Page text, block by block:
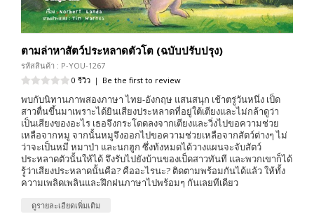
ตามล่าหาสัตว์ประหลาดตัวโต (ฉบับปรับปรุง)
รหัสสินค้า : P-YOU-1267
0 รีวิว | Be the first to review
พบกับนิทานภาพสองภาษา ไทย-อังกฤษ แสนสนุก เช้าตรู่วันหนึ่ง เป็ด
สาวตื่นขึ้นมาเพราะได้ยินเสียงประหลาดที่อยู่ใต้เตียงและไม่กล้าดูว่า
เป็นเสียงของอะไร เธอจึงกระโดดลงจากเตียงและวิ่งไปขอความช่วย
เหลือจากหมู จากนั้นหมูจึงออกไปขอความช่วยเหลือจากสัตว์ต่างๆ ไม่
ว่าจะเป็นหมี หมาป่า และนกฮูก ซึ่งท้งหมดได้วางแผนจะจับสัตว์
ประหลาดตัวนั้นให้ได้ จึงรับไปยังบ้านของเป็ดสาวทันที และพวกเขาก็ได้
รู้ว่าเสียงประหลาดนั้นคือ? คืออะไรนะ? ติดตามพร้อมกันได้แล้ว ให้ทั้ง
ความเพลิดเพลินและฝึกฝนภาษาไปพร้อมๆ กันเลยทีเดียว
ดูรายละเอียดเพิ่มเติม